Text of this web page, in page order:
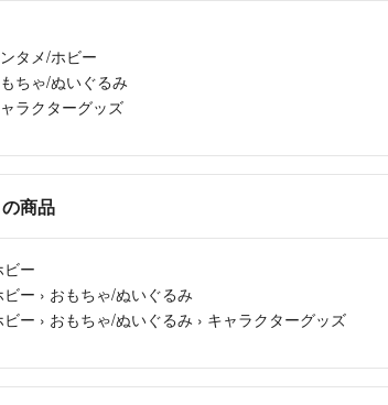
タメ/ホビー
ちゃ/ぬいぐるみ
ラクターグッズ
商品
ー
ー › おもちゃ/ぬいぐるみ
ー › おもちゃ/ぬいぐるみ › キャラクターグッズ